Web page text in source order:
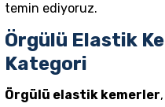
temin ediyoruz.
Örgülü Elastik
Kategori
Örgülü elastik kemerler